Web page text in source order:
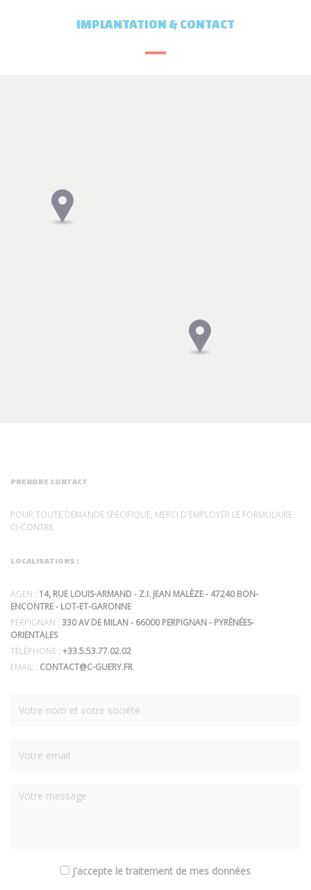
IMPLANTATION & CONTACT
PRENDRE CONTACT
POUR TOUTE DEMANDE SPÉCIFIQUE, MERCI D'EMPLOYER LE FORMULAIRE
CI-CONTRE
LOCALISATIONS :
AGEN : 14, RUE LOUIS-ARMAND - Z.I. JEAN MALÈZE - 47240 BON-
ENCONTRE - LOT-ET-GARONNE
PERPIGNAN : 330 AV DE MILAN - 66000 PERPIGNAN - PYRÉNÉES-
ORIENTALES
TÉLÉPHONE : +33.5.53.77.02.02
EMAIL : CONTACT@C-GUERY.FR
j'accepte le traitement de mes données